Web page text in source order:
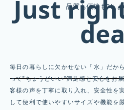
品質も価格も”ち
Just
毎日の暮らしに欠かせない「水」だか
って”ちょうどいい”満足感と安心をお
客様の声を丁寧に取り入れ、安全性を
して便利で使いやすいサイズや機能を